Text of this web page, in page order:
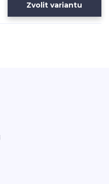
Zvolit variantu